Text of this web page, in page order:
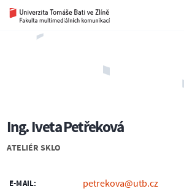
Ing. Iveta Petřeková
ATELIÉR SKLO
E-MAIL: petrekova@utb.cz